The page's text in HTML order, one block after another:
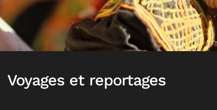
Voyages et reportages